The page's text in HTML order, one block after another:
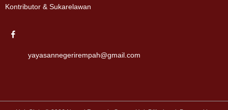
Kontributor & Sukarelawan
yayasannegerirempah@gmail.com